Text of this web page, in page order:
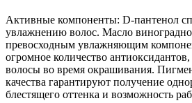
Активные компоненты: D-пантенол
увлажнению волос. Масло
превосходным увлажняющим
огромное количество
волосы во время окрашивания.
качества гарантируют получение
блестящего оттенка и возможность